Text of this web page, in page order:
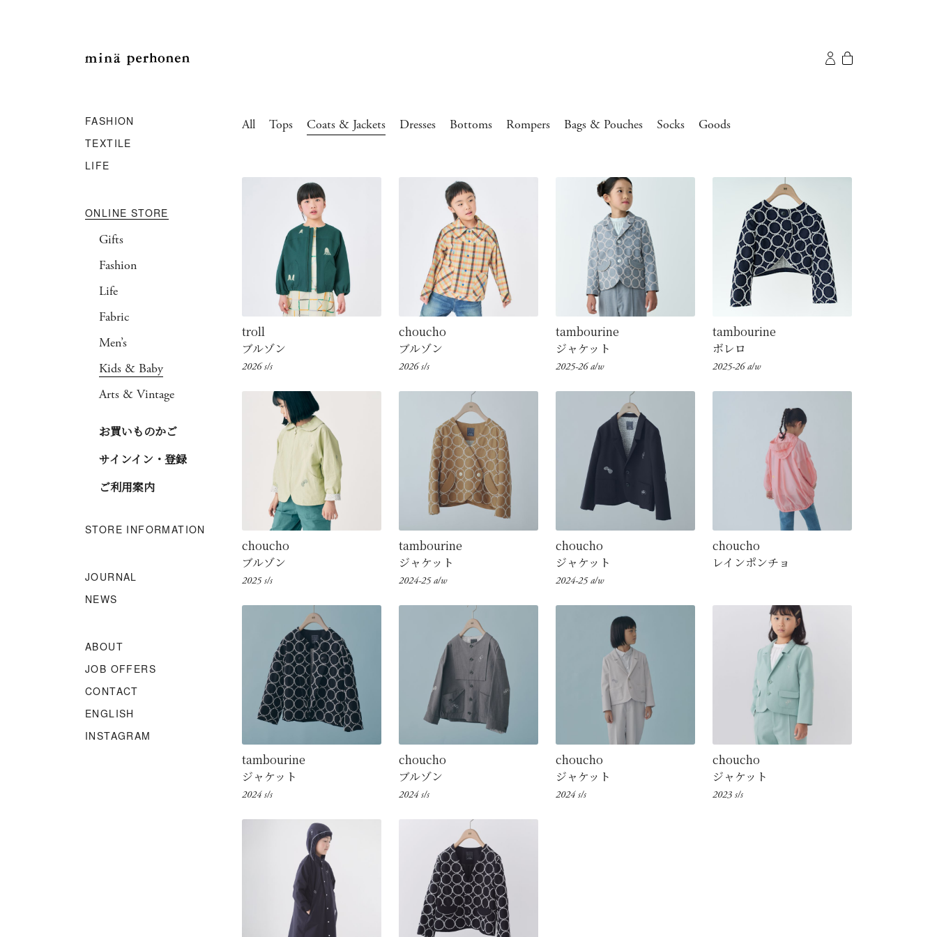
FASHION
TEXTILE
LIFE
ONLINE STORE
Gifts
Fashion
Life
Fabric
Men’s
Kids & Baby
Arts & Vintage
お買いものかご
サインイン・登録
ご利用案内
STORE INFORMATION
JOURNAL
NEWS
ABOUT
JOB OFFERS
CONTACT
ENGLISH
INSTAGRAM
All Tops Coats & Jackets Dresses Bottoms Rompers Bags & Pouches Socks Goods
troll
ブルゾン
2026 s/s
choucho
ブルゾン
2026 s/s
tambourine
ジャケット
2025-26 a/w
tambourine
ボレロ
2025-26 a/w
choucho
ブルゾン
2025 s/s
tambourine
ジャケット
2024-25 a/w
choucho
ジャケット
2024-25 a/w
choucho
レインポンチョ
tambourine
ジャケット
2024 s/s
choucho
ブルゾン
2024 s/s
choucho
ジャケット
2024 s/s
choucho
ジャケット
2023 s/s